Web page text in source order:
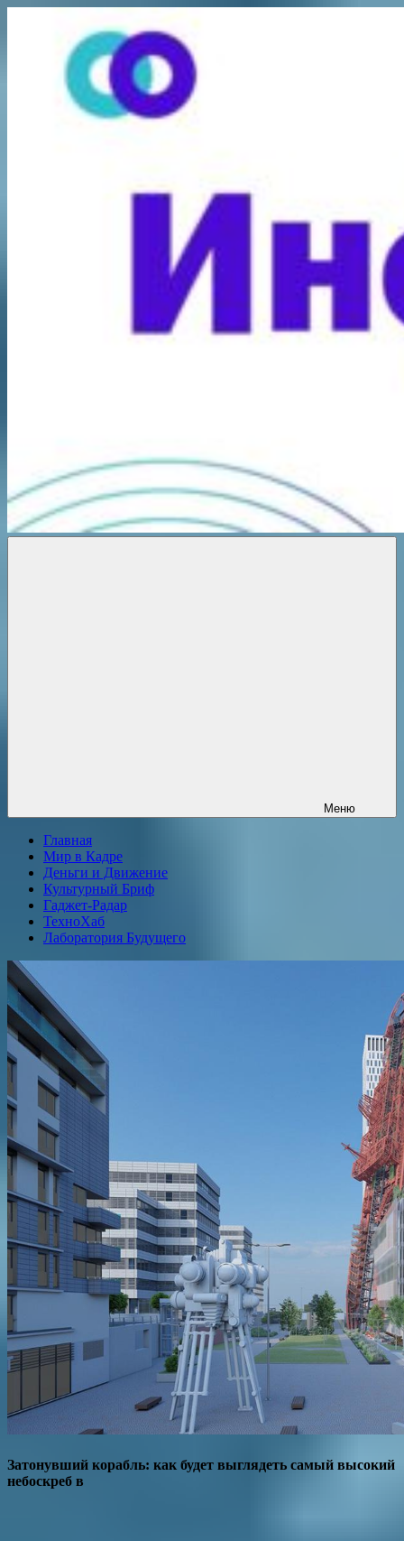
содержимому
Меню
Главная
Мир в Кадре
Деньги и Движение
Культурный Бриф
Гаджет-Радар
ТехноХаб
Лаборатория Будущего
Затонувший корабль: как будет выглядеть самый высокий
небоскреб в